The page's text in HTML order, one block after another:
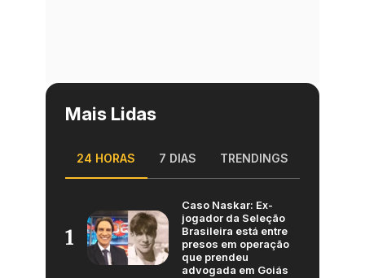
Mais Lidas
24 HORAS 7 DIAS TRENDINGS
1
Caso Naskar: Ex-
jogador da Seleção
Brasileira está entre
presos em operação
que prendeu
advogada em Goiás